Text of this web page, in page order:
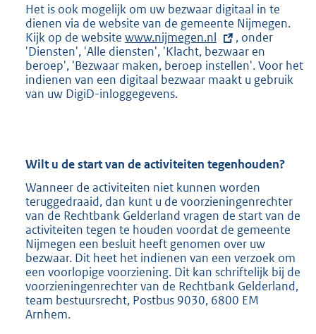
Het is ook mogelijk om uw bezwaar digitaal in te
dienen via de website van de gemeente Nijmegen.
Kijk op de website E
x
t
e
r
n
:
www.nijmegen.nl
, onder
'Diensten', 'Alle diensten', 'Klacht, bezwaar en
beroep', 'Bezwaar maken, beroep instellen'. Voor het
indienen van een digitaal bezwaar maakt u gebruik
van uw DigiD-inloggegevens.
Wilt u de start van de activiteiten tegenhouden?
Wanneer de activiteiten niet kunnen worden
teruggedraaid, dan kunt u de voorzieningenrechter
van de Rechtbank Gelderland vragen de start van de
activiteiten tegen te houden voordat de gemeente
Nijmegen een besluit heeft genomen over uw
bezwaar. Dit heet het indienen van een verzoek om
een voorlopige voorziening. Dit kan schriftelijk bij de
voorzieningenrechter van de Rechtbank Gelderland,
team bestuursrecht, Postbus 9030, 6800 EM
Arnhem.